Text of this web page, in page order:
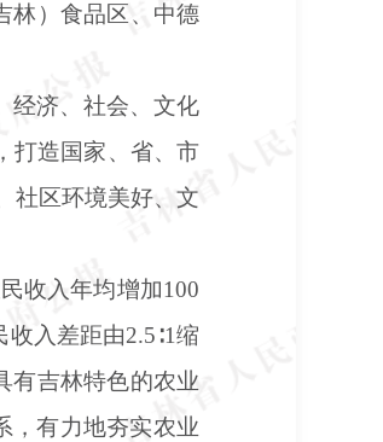
林）食品区、中德
经济、社会、文化
打造国家、省、市
社区环境美好、文
收入年均增加100
入差距由2.5∶1缩
有吉林特色的农业
，有力地夯实农业